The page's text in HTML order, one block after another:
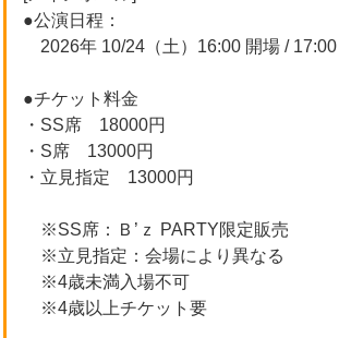
●公演日程：
2026年 10/24（土）16:00 開場 /
●チケット料金
・SS席 18000円
・S席 13000円
・立見指定 13000円
※SS席：Ｂ’ｚ PARTY限定販売
※立見指定：会場により異なる
※4歳未満入場不可
※4歳以上チケット要